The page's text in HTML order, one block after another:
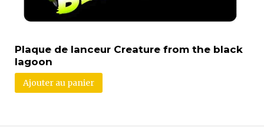
Plaque de lanceur Creature from the black
lagoon
Ajouter au panier